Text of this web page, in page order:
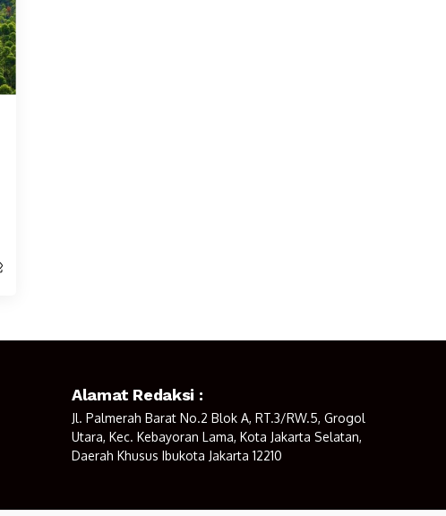
Alamat Redaksi :
Jl. Palmerah Barat No.2 Blok A, RT.3/RW.5, Grogol
Utara, Kec. Kebayoran Lama, Kota Jakarta Selatan,
Daerah Khusus Ibukota Jakarta 12210